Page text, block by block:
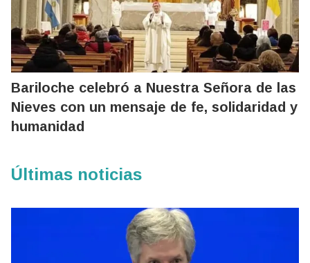
Bariloche celebró a Nuestra Señora de las
Nieves con un mensaje de fe, solidaridad y
humanidad
Últimas noticias